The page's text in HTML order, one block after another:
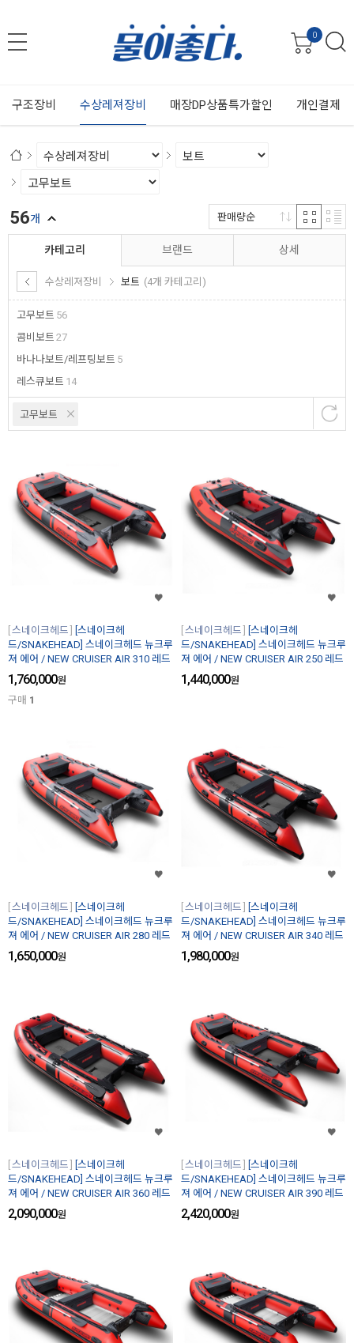
0
구조장비 수상레져장비 매장DP상품특가할인 개인결제
카테고리
수상레져장비 보트 (4개 카테고리)
고무보트 56
콤비보트 27
바나나보트/레프팅보트 5
레스큐보트 14
브랜드 상세
고무보트
56개 판매량순
스네이크헤드
[스네이크헤
드/SNAKEHEAD] 스네이크헤드 뉴크루
져 에어 / NEW CRUISER AIR 310 레드
1,760,000원
구매 1
스네이크헤드
[스네이크헤
드/SNAKEHEAD] 스네이크헤드 뉴크루
져 에어 / NEW CRUISER AIR 250 레드
1,440,000원
스네이크헤드
[스네이크헤
드/SNAKEHEAD] 스네이크헤드 뉴크루
져 에어 / NEW CRUISER AIR 280 레드
1,650,000원
스네이크헤드
[스네이크헤
드/SNAKEHEAD] 스네이크헤드 뉴크루
져 에어 / NEW CRUISER AIR 340 레드
1,980,000원
스네이크헤드
[스네이크헤
드/SNAKEHEAD] 스네이크헤드 뉴크루
져 에어 / NEW CRUISER AIR 360 레드
2,090,000원
스네이크헤드
[스네이크헤
드/SNAKEHEAD] 스네이크헤드 뉴크루
져 에어 / NEW CRUISER AIR 390 레드
2,420,000원